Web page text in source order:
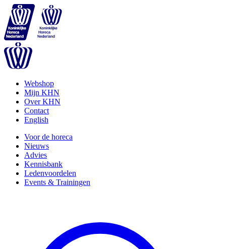
Webshop
Mijn KHN
Over KHN
Contact
English
Voor de horeca
Nieuws
Advies
Kennisbank
Ledenvoordelen
Events & Trainingen